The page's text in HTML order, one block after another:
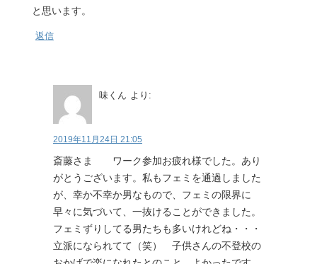
と思います。
返信
味くん より:
2019年11月24日 21:05
斎藤さま ワーク参加お疲れ様でした。あり
がとうございます。私もフェミを通過しました
が、幸か不幸か男なもので、フェミの限界に
早々に気づいて、一抜けることができました。
フェミずりしてる男たちも多いけれどね・・・
立派になられてて（笑） 子供さんの不登校の